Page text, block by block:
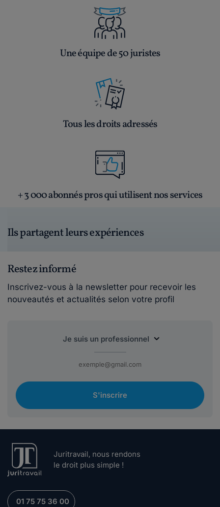
Une équipe de 50 juristes
Tous les droits adressés
+ 3 000 abonnés pros qui utilisent nos services
Ils partagent leurs expériences
Restez informé
Inscrivez-vous à la newsletter pour recevoir les
nouveautés et actualités selon votre profil
S'inscrire
Juritravail, nous rendons
le droit plus simple !
01 75 75 36 00